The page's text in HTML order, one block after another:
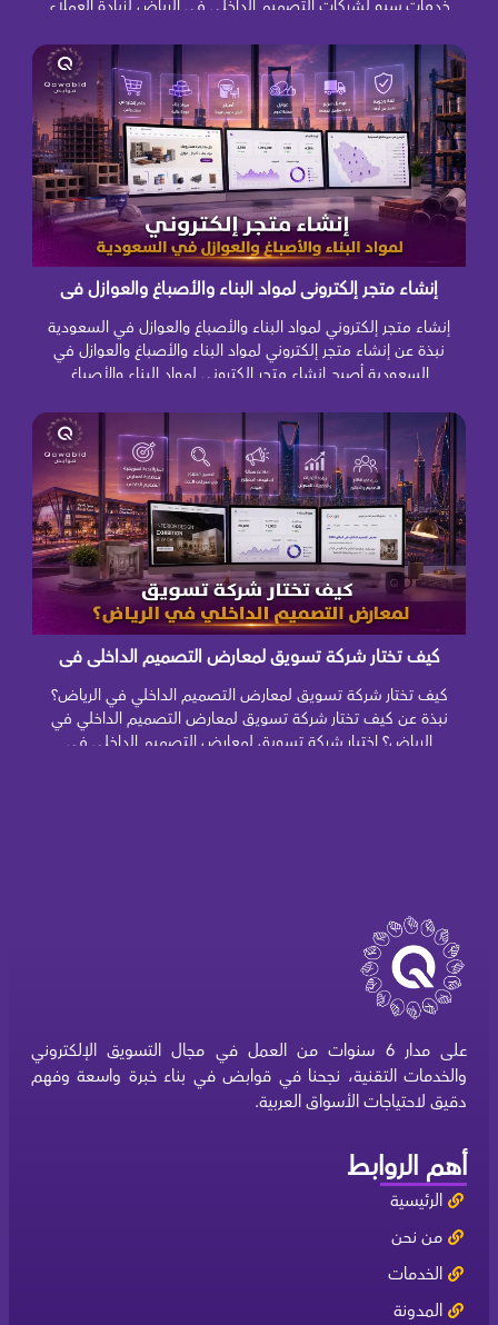
خدمات سيو لشركات التصميم الداخلي في الرياض لزيادة العملاء
التصميم والتنفيذ على الوصول إلى الأشخاص الباحثين فعليًا عن
خدماتها. فالعميل الذي يخطط لتصميم فيلا أو شقة أو […]
إنشاء متجر إلكتروني لمواد البناء والأصباغ والعوازل في
إنشاء متجر إلكتروني لمواد البناء والأصباغ والعوازل في السعودية
نبذة عن إنشاء متجر إلكتروني لمواد البناء والأصباغ والعوازل في
السعودية أصبح إنشاء متجر إلكتروني لمواد البناء والأصباغ
والمستوردين والمعارض الراغبة في توسيع نشاطها والوصول إلى
المقاولين وشركات الإنشاء وأصحاب المنازل والمشروعات التجارية.
فالعميل اليوم ما عاد يعتمد فقط […]
كيف تختار شركة تسويق لمعارض التصميم الداخلي في
كيف تختار شركة تسويق لمعارض التصميم الداخلي في الرياض؟
نبذة عن كيف تختار شركة تسويق لمعارض التصميم الداخلي في
الرياض؟ اختيار شركة تسويق لمعارض التصميم الداخلي في
على مدار 6 سنوات من العمل في مجال التسويق الإلكتروني
والخدمات التقنية، نجحنا في قوابض في بناء خبرة واسعة وفهم
دقيق لاحتياجات الأسواق العربية.
أهم الروابط
الرئيسية
من نحن
الخدمات
المدونة